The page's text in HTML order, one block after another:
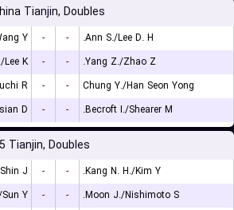
Tianjin, Doubles
Y. - -
Ann S./Lee D. H.
K.
- -
Yang Z./Zhao Z.
R.
- -
Chung Y./Han Seon Yong
D.
- - Becroft I./Shearer M.
Tianjin, Doubles
J. - -
Kang N. H./Kim Y.
Y.
- -
Moon J./Nishimoto S.